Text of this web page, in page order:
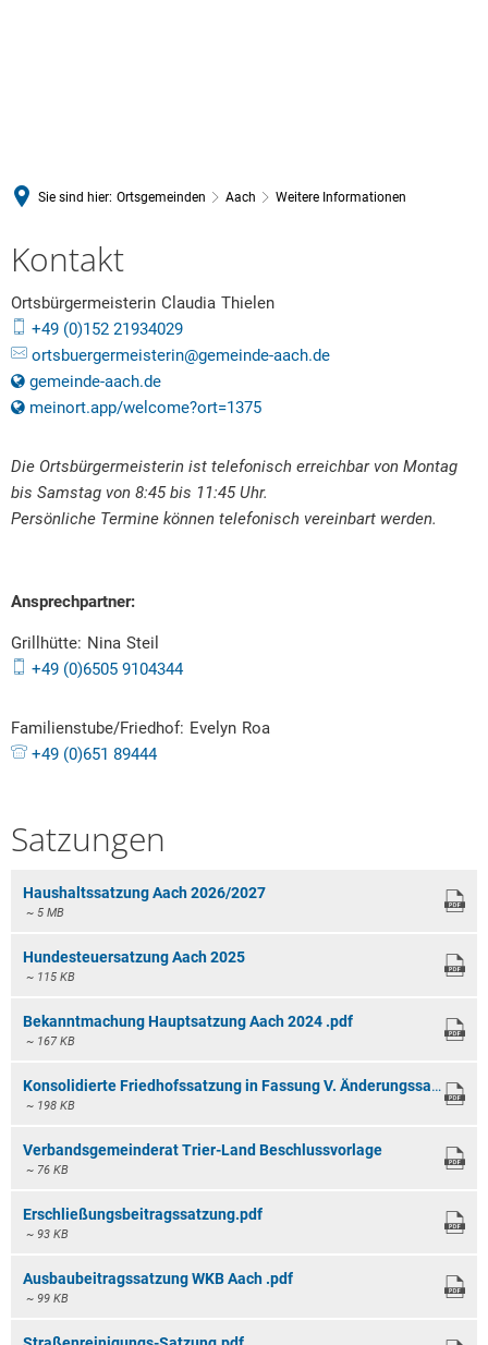
Sie sind hier: Ortsgemeinden Aach Weitere Informationen
Weitere
Informationen
Kontakt
Ortsbürgermeisterin Claudia Thielen
+49 (0)152 21934029
ortsbuergermeisterin@gemeinde-aach.de
gemeinde-aach.de
meinort.app/welcome?ort=1375
Die Ortsbürgermeisterin ist telefonisch erreichbar von Montag
bis Samstag von 8:45 bis 11:45 Uhr.
Persönliche Termine können telefonisch vereinbart werden.
Ansprechpartner:
Grillhütte: Nina Steil
+49 (0)6505 9104344
Familienstube/Friedhof: Evelyn Roa
+49 (0)651 89444
Satzungen
Haushaltssatzung Aach 2026/2027
~ 5 MB
Hundesteuersatzung Aach 2025
~ 115 KB
Bekanntmachung Hauptsatzung Aach 2024 .pdf
~ 167 KB
Konsolidierte Friedhofssatzung in Fassung V. Änderungssatzung vom 02.12.2024.pdf
~ 198 KB
Verbandsgemeinderat Trier-Land Beschlussvorlage
~ 76 KB
Erschließungsbeitragssatzung.pdf
~ 93 KB
Ausbaubeitragssatzung WKB Aach .pdf
~ 99 KB